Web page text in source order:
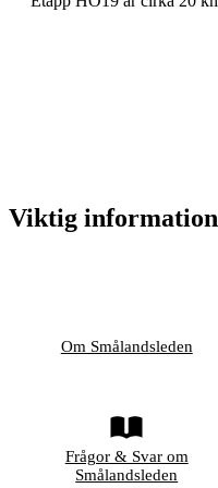
Viktig information
Om Smålandsleden
Frågor & Svar om
Smålandsleden